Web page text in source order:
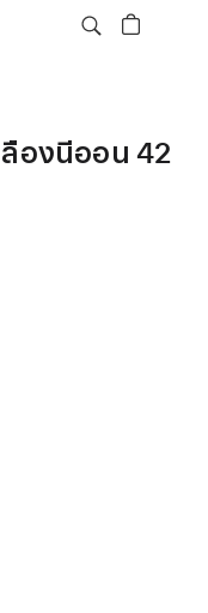
องนีออน 42